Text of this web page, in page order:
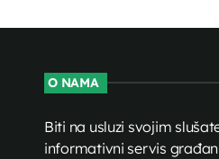
O NAMA
Biti na usluzi svojim
informativni servis